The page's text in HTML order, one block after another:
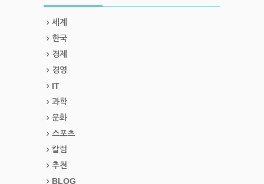
세계
한국
경제
경영
IT
과학
문화
스포츠
칼럼
추천
BLOG